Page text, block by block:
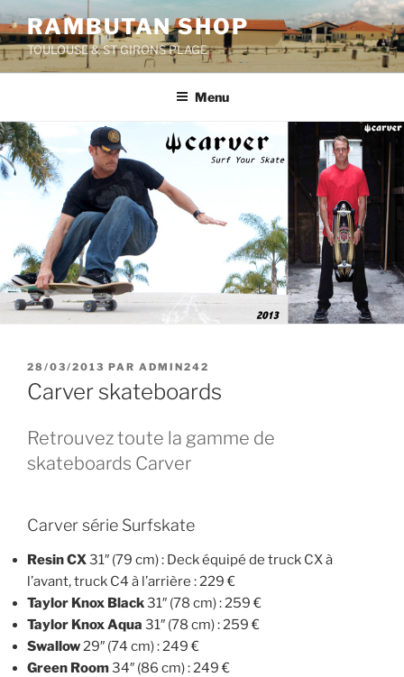
Aller
au
contenu
principal
RAMBUTAN SHOP
TOULOUSE & ST GIRONS PLAGE
Menu
PUBLIÉ
LE
28/03/2013 PAR ADMIN242
Carver skateboards
Retrouvez toute la gamme de
skateboards Carver
Carver série Surfskate
Resin CX31″ (79 cm) : Deck équipé de truck CX à
l’avant, truck C4 à l’arrière : 229 €
Taylor Knox Black31″ (78 cm) : 259 €
Taylor Knox Aqua 31″ (78 cm) : 259 €
Swallow29″ (74 cm) : 249 €
Green Room34″ (86 cm) : 249 €